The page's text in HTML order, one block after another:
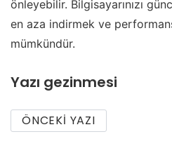
önleyebilir. Bilgisayarınızı
en aza indirmek ve
mümkündür.
Yazı gezinmesi
ÖNCEKI YAZI